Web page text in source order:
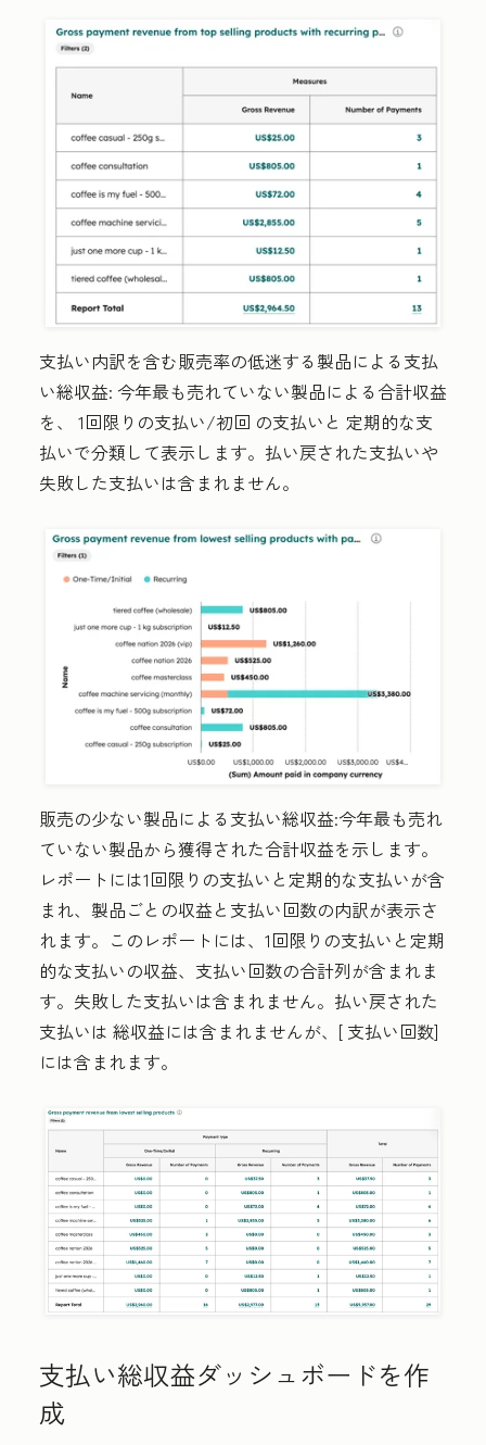
支払い内訳を含む販売率の低迷する製品による支払
い総収益: 今年最も売れていない製品による合計収益
を、 1回限りの支払い/初回 の支払いと 定期的な支
払いで分類して表示します。払い戻された支払いや
失敗した支払いは含まれません。
販売の少ない製品による支払い総収益:今年最も売れ
ていない製品から獲得された合計収益を示します。
レポートには1回限りの支払いと定期的な支払いが含
まれ、製品ごとの収益と支払い回数の内訳が表示さ
れます。このレポートには、1回限りの支払いと定期
的な支払いの収益、支払い回数の合計列が含まれま
す。失敗した支払いは含まれません。払い戻された
支払いは 総収益には含まれませんが、[ 支払い回数]
には含まれます。
支払い総収益ダッシュボードを作
成